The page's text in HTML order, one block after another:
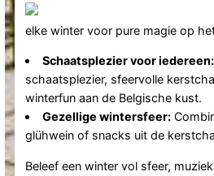
elke winter voor pure magie op
Schaatsplezier voor iedereen:
schaatsplezier, sfeervolle
winterfun aan de Belgische kust.
Gezellige wintersfeer:
glühwein of snacks uit de
Beleef een winter vol sfeer,